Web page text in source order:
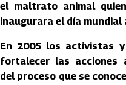
el maltrato animal
inaugurara el día
En 2005 los activistas
fortalecer las acciones
del proceso que se